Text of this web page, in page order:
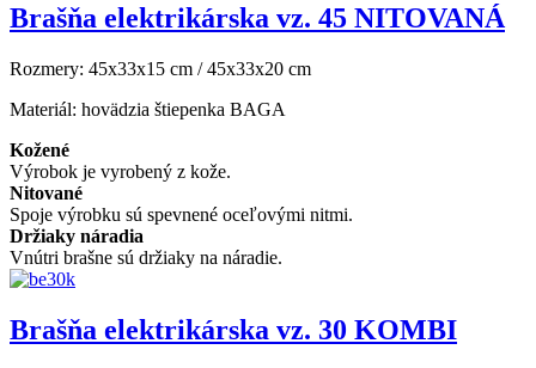
Brašňa elektrikárska vz. 45 NITOVANÁ
Rozmery: 45x33x15 cm / 45x33x20 cm
Materiál: hovädzia štiepenka BAGA
Kožené
Výrobok je vyrobený z kože.
Nitované
Spoje výrobku sú spevnené oceľovými nitmi.
Držiaky náradia
Vnútri brašne sú držiaky na náradie.
Brašňa elektrikárska vz. 30 KOMBI